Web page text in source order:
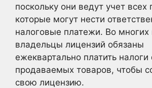
поскольку они ведут учет всех
которые могут нести
налоговые платежи. Во многих
владельцы лицензий обязаны
ежеквартально платить налоги
продаваемых товаров, чтобы
свою лицензию.